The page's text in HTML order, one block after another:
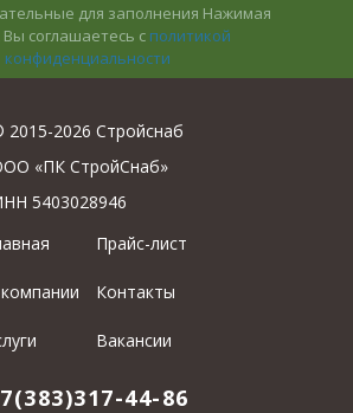
для заполнения Нажимая
Вы соглашаетесь с политикой
конфиденциальности
2015-2026 Стройснаб
«ПК СтройСнаб»
5403028946
Прайс-лист
Контакты
Вакансии
44-86